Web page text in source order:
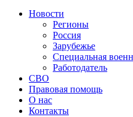
Новости
Регионы
Россия
Зарубежье
Специальная
Работодатель
СВО
Правовая помощь
О нас
Контакты